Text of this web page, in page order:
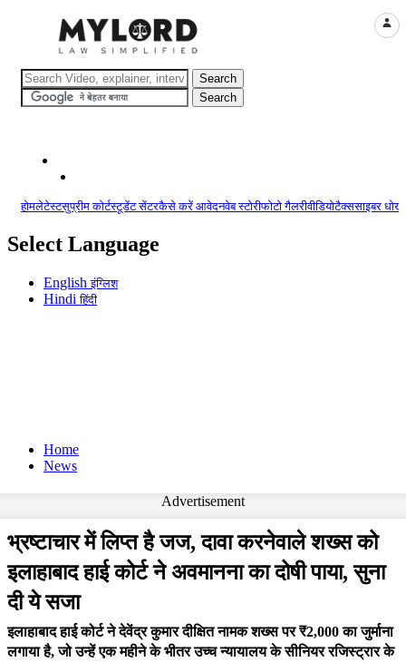
होमलेटेस्टसुप्रीम कोर्टस्टूडेंट सेंटरकैसे करें आवेदनवेब स्टोरीफोटो गैलरीवीडियोटैक्ससाइबर
Select Language
Englishइंग्लिश
Hindiहिंदी
Home
News
Advertisement
भ्रष्टाचार में लिप्त है जज, दावा करनेवाले शख्स को
इलाहाबाद हाई कोर्ट ने अवमानना का दोषी पाया, सुना
दी ये सजा
इलाहाबाद हाई कोर्ट ने देवेंद्र कुमार दीक्षित नामक शख्स पर ₹2,000 का जुर्माना
लगाया है, जो उन्हें एक महीने के भीतर उच्च न्यायालय के सीनियर रजिस्ट्रार के